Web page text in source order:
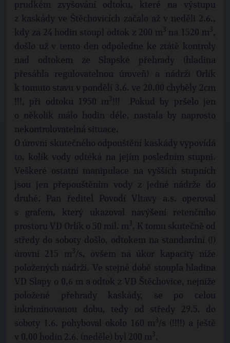
prudkém zvyšování odtoku, které na výstupu
z kaskády ve Štěchovicích začalo až v neděli 2.6.,
kdy za 24 hodin stoupl odtok z 200 m 3 na 1520 m 3,
došlo už v tento den odpoledne ke ztátě kontroly
nad odtokem ze Slapské přehrady (hladina
přesáhla regulovatelnou úroveň) a nádrži Orlík
k tomuto stavu v pondělí 3.6. ve 20.00 chyběly 2cm
!!!, při odtoku 1950 m 3 !!! Pokud by pršelo jen
o několik málo hodin déle, nastala by naprosto
nekontrolovatelná situace.
O úrovni skutečného odpouštění kaskády vypovídá
to, kolik vody odtéká na jejím posledním stupni.
Veškeré ostatní manipulace na vyšších stupních
jsou jen přepouštěním vody z jedné nádrže do
druhé. Pan ředitel Povodí Vltavy a.s. operoval
s grafem, který ukazoval navýšení retenčního
prostoru VD Orlík o 50 mil. m 3. K tomu skutečně od
středy do soboty došlo, odtokem na standardní (!)
úrovni 215 m 3/s, ovšem na úkor kapacity níže
položených nádrží. Ve stejné době stoupla hladina
VD Slapy o 0,6 m a odtok z VD Štěchovice, nejníže
položené přehrady kaskády, se po celou
inkriminovanou dobu, tedy od středy 29.5. do
soboty 1.6. pohyboval okolo 160 m 3/s (!!!!) a ještě
v 0.00 hodin 2.6. (neděle) byl 200 m 3.